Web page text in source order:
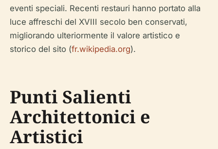
eventi speciali. Recenti restauri hanno portato alla
luce affreschi del XVIII secolo ben conservati,
migliorando ulteriormente il valore artistico e
storico del sito (fr.wikipedia.org).
Punti Salienti
Architettonici e
Artistici